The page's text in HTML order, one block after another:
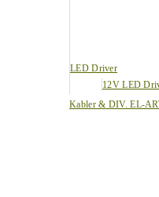
LED Driver
12V LED
Kabler & DIV. EL-